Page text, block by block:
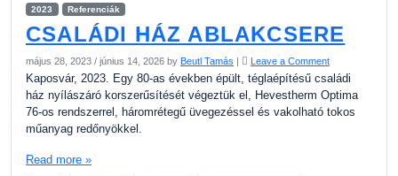
2023 Referenciák
CSALÁDI HÁZ ABLAKCSERE
május 28, 2023 / június 14, 2026 by Beutl Tamás | Leave a Comment
Kaposvár, 2023. Egy 80-as években épült, téglaépítésű családi
ház nyílászáró korszerűsítését végeztük el, Hevestherm Optima
76-os rendszerrel, háromrétegű üvegezéssel és vakolható tokos
műanyag redőnyökkel.
Read more »